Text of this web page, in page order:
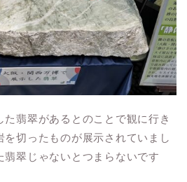
翡翠があるとのことで観に行き
を切ったものが展示されていまし
翡翠じゃないとつまらないです